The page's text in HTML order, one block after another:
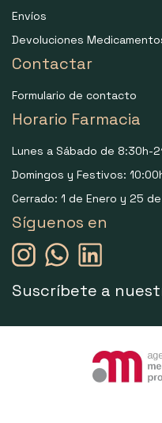
Envíos
Devoluciones
Contactar
Formulario de contacto
Horario Farmacia
Lunes a Sábado de 8:30h-
Domingos y Festivos:
Cerrado: 1 de Enero y 25
Síguenos en
Suscríbete a